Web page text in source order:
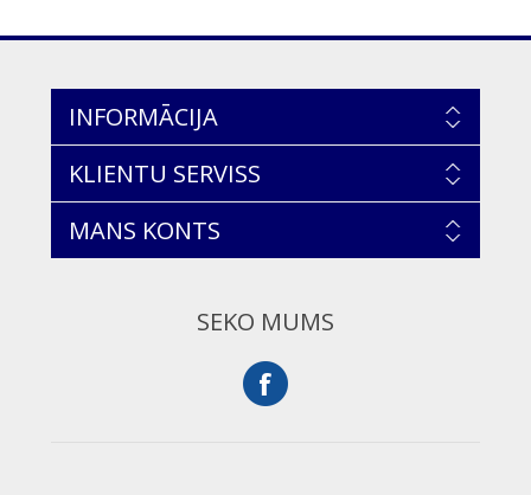
INFORMĀCIJA
KLIENTU SERVISS
MANS KONTS
SEKO MUMS